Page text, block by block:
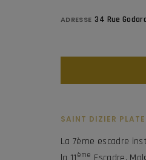
ADRESSE 34 Rue
SAINT DIZIER
La 7ème escadre
ème